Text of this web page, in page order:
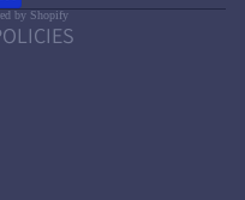
by Shopify